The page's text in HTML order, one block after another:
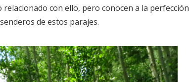
con ello, pero conocen a la perfección
de estos parajes.